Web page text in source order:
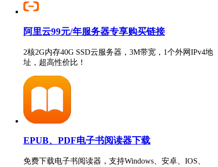
阿里云99元/年服务器专享购买链接
2核2G内存40G SSD云服务器，3M带宽，1个外网IPv4地
址，超高性价比！
EPUB、PDF电子书阅读器下载
免费下载电子书阅读器，支持Windows、安卓、IOS、